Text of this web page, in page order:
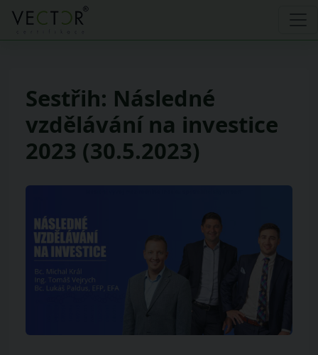
Sestřih: Následné
vzdělávání na investice
2023 (30.5.2023)